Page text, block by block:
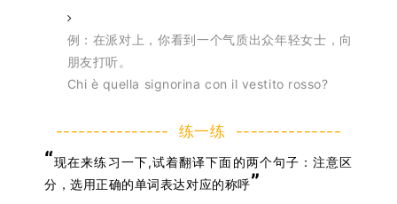
例：在派对上，你看到一个气质出众年轻女士，向
朋友打听。
Chi è quella signorina con il vestito rosso?
--------------- 练一练 --------------
“现在来练习一下,试着翻译下面的两个句子：注意区
分，选用正确的单词表达对应的称呼”